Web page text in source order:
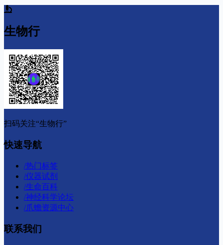
生物行
扫码关注“生物行”
快速导航
/热门标签
/仪器试剂
/生命百科
/神经科学论坛
/爪蟾资源中心
联系我们